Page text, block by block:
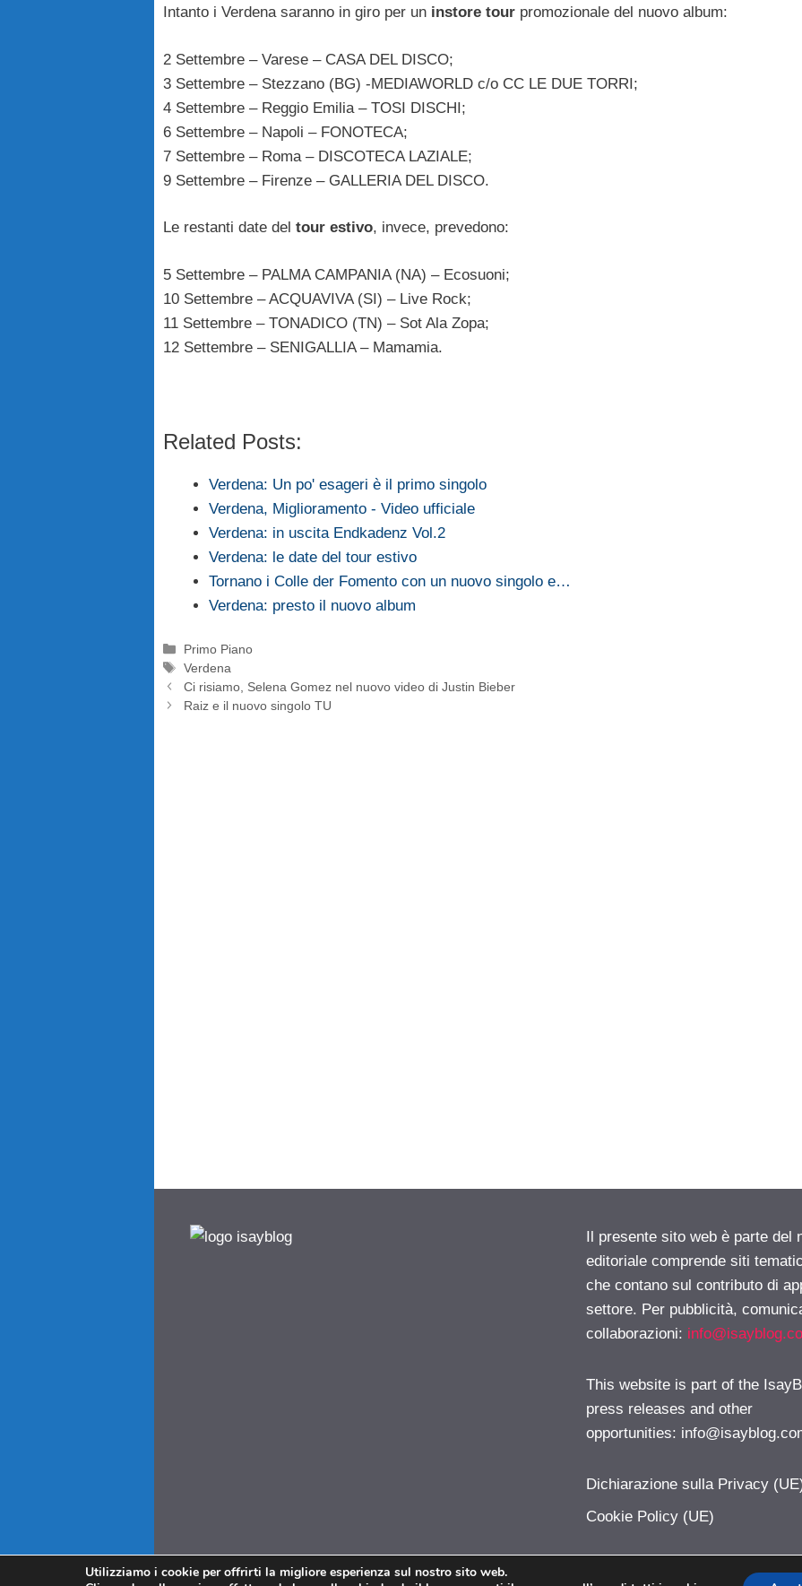
Intanto i Verdena saranno in giro per un instore tour promozionale del nuovo album:
2 Settembre – Varese – CASA DEL DISCO;
3 Settembre – Stezzano (BG) -MEDIAWORLD c/o CC LE DUE TORRI;
4 Settembre – Reggio Emilia – TOSI DISCHI;
6 Settembre – Napoli – FONOTECA;
7 Settembre – Roma – DISCOTECA LAZIALE;
9 Settembre – Firenze – GALLERIA DEL DISCO.
Le restanti date del tour estivo, invece, prevedono:
5 Settembre – PALMA CAMPANIA (NA) – Ecosuoni;
10 Settembre – ACQUAVIVA (SI) – Live Rock;
11 Settembre – TONADICO (TN) – Sot Ala Zopa;
12 Settembre – SENIGALLIA – Mamamia.
Related Posts:
Verdena: Un po' esageri è il primo singolo
Verdena, Miglioramento - Video ufficiale
Verdena: in uscita Endkadenz Vol.2
Verdena: le date del tour estivo
Tornano i Colle der Fomento con un nuovo singolo e…
Verdena: presto il nuovo album
Categorie
Primo Piano
Tag
Verdena
Ci risiamo, Selena Gomez nel nuovo video di Justin Bieber
Raiz e il nuovo singolo TU
Il presente sito web è parte
editoriale comprende siti
che contano sul contributo di
settore. Per pubblicità,
collaborazioni:
This website is part of the
press releases and other
opportunities:
Dichiarazione sulla Privacy
Cookie Policy (UE)
Utilizziamo i cookie per offrirti la migliore esperienza sul nostro sito web.